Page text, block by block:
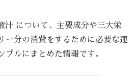
汁 について、主要成分や三大栄
ー分の消費をするために必要な運
プルにまとめた情報です。